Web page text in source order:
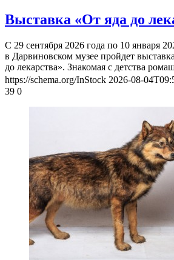
Выставка «От яда до
С 29 сентября 2026 года по 10 января
в Дарвиновском музее пройдет
до лекарства». Знакомая с детства
https://schema.org/InStock 2026-08-
39 0